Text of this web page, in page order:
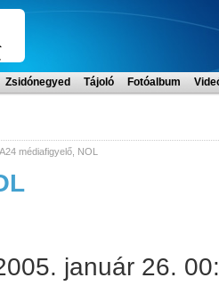
Zsidónegyed Tájoló Fotóalbum
médiafigyelő NOL
január 26.